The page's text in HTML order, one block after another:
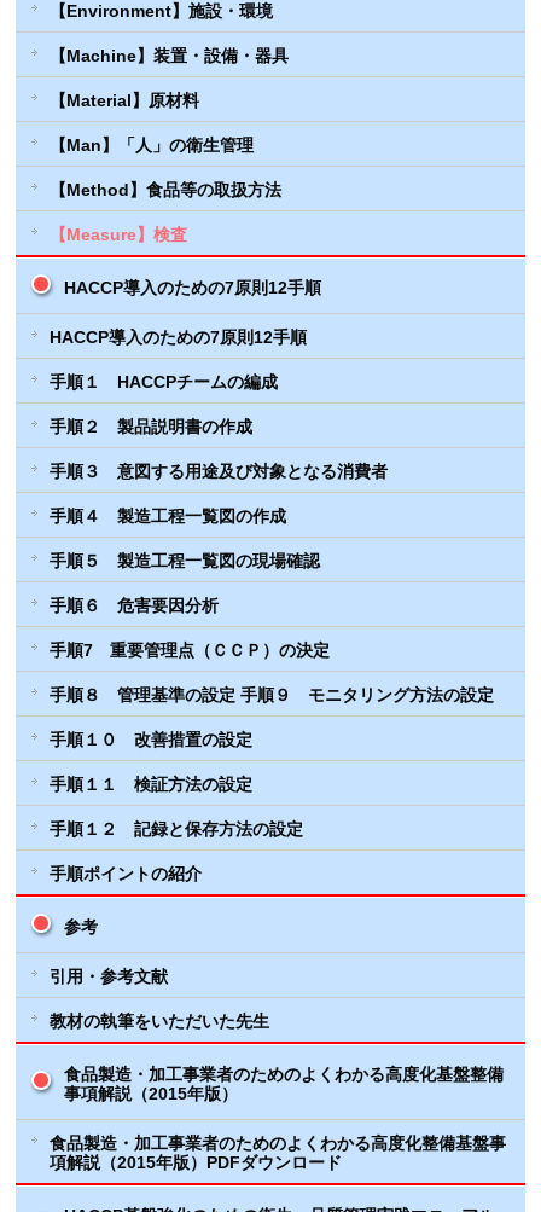
【Environment】施設・環境
【Machine】装置・設備・器具
【Material】原材料
【Man】「人」の衛生管理
【Method】食品等の取扱方法
【Measure】検査
HACCP導入のための7原則12手順
HACCP導入のための7原則12手順
手順１ HACCPチームの編成
手順２ 製品説明書の作成
手順３ 意図する用途及び対象となる消費者
手順４ 製造工程一覧図の作成
手順５ 製造工程一覧図の現場確認
手順６ 危害要因分析
手順7 重要管理点（ＣＣＰ）の決定
手順８ 管理基準の設定 手順９ モニタリング方法の設定
手順１０ 改善措置の設定
手順１１ 検証方法の設定
手順１２ 記録と保存方法の設定
手順ポイントの紹介
参考
引用・参考文献
教材の執筆をいただいた先生
食品製造・加工事業者のためのよくわかる高度化基盤整備
事項解説（2015年版）
食品製造・加工事業者のためのよくわかる高度化整備基盤事
項解説（2015年版）PDFダウンロード